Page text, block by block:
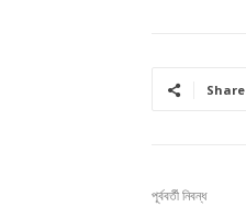
Share
পূর্ববর্তী নিবন্ধ